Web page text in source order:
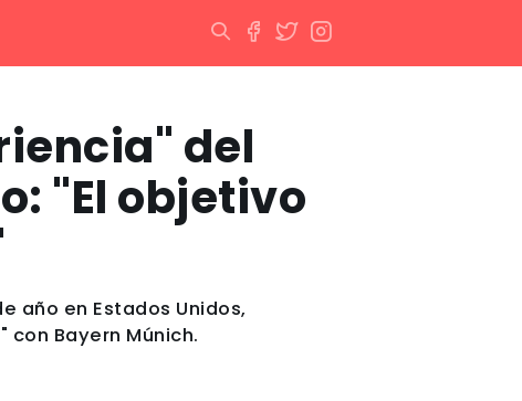
del
"El objetivo
año en Estados Unidos,
Bayern Múnich.